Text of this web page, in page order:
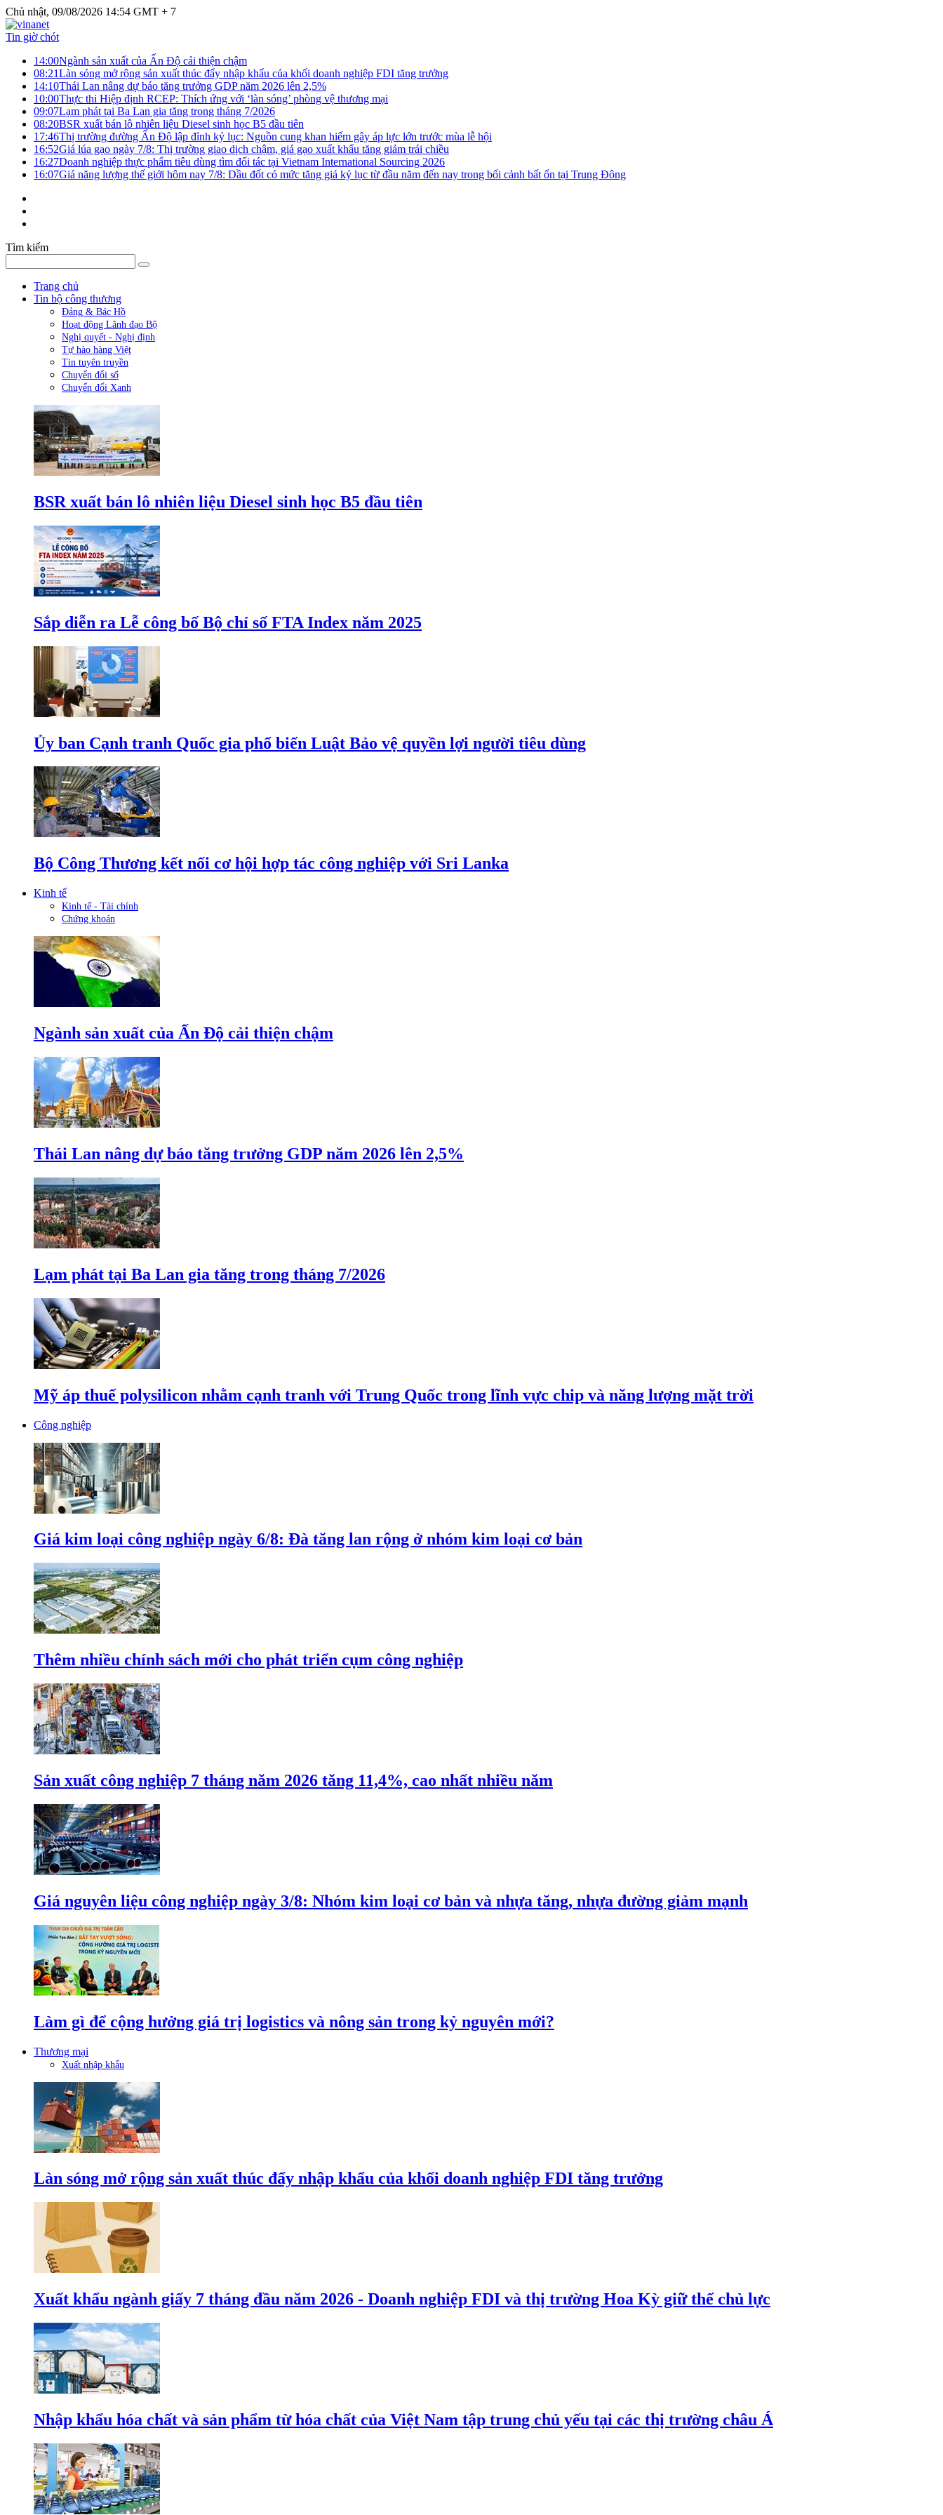
Chủ nhật, 09/08/2026 14:54 GMT + 7
Tin giờ chót
14:00Ngành sản xuất của Ấn Độ cải thiện chậm
08:21Làn sóng mở rộng sản xuất thúc đẩy nhập khẩu của khối doanh nghiệp FDI tăng trưởng
14:10Thái Lan nâng dự báo tăng trưởng GDP năm 2026 lên 2,5%
10:00Thực thi Hiệp định RCEP: Thích ứng với ‘làn sóng’ phòng vệ thương mại
09:07Lạm phát tại Ba Lan gia tăng trong tháng 7/2026
08:20BSR xuất bán lô nhiên liệu Diesel sinh học B5 đầu tiên
17:46Thị trường đường Ấn Độ lập đỉnh kỷ lục: Nguồn cung khan hiếm gây áp lực lớn trước mùa lễ hội
16:52Giá lúa gạo ngày 7/8: Thị trường giao dịch chậm, giá gạo xuất khẩu tăng giảm trái chiều
16:27Doanh nghiệp thực phẩm tiêu dùng tìm đối tác tại Vietnam International Sourcing 2026
16:07Giá năng lượng thế giới hôm nay 7/8: Dầu đốt có mức tăng giá kỷ lục từ đầu năm đến nay trong bối cảnh bất ổn tại Trung Đông
Tìm kiếm
Trang chủ
Tin bộ công thương
Đảng & Bác Hồ
Hoạt động Lãnh đạo Bộ
Nghị quyết - Nghị định
Tự hào hàng Việt
Tin tuyên truyền
Chuyển đổi số
Chuyển đổi Xanh
BSR xuất bán lô nhiên liệu Diesel sinh học B5 đầu tiên
Sắp diễn ra Lễ công bố Bộ chỉ số FTA Index năm 2025
Ủy ban Cạnh tranh Quốc gia phổ biến Luật Bảo vệ quyền lợi người tiêu dùng
Bộ Công Thương kết nối cơ hội hợp tác công nghiệp với Sri Lanka
Kinh tế
Kinh tế - Tài chính
Chứng khoán
Ngành sản xuất của Ấn Độ cải thiện chậm
Thái Lan nâng dự báo tăng trưởng GDP năm 2026 lên 2,5%
Lạm phát tại Ba Lan gia tăng trong tháng 7/2026
Mỹ áp thuế polysilicon nhằm cạnh tranh với Trung Quốc trong lĩnh vực chip và năng lượng mặt trời
Công nghiệp
Giá kim loại công nghiệp ngày 6/8: Đà tăng lan rộng ở nhóm kim loại cơ bản
Thêm nhiều chính sách mới cho phát triển cụm công nghiệp
Sản xuất công nghiệp 7 tháng năm 2026 tăng 11,4%, cao nhất nhiều năm
Giá nguyên liệu công nghiệp ngày 3/8: Nhóm kim loại cơ bản và nhựa tăng, nhựa đường giảm mạnh
Làm gì để cộng hưởng giá trị logistics và nông sản trong kỷ nguyên mới?
Thương mại
Xuất nhập khẩu
Làn sóng mở rộng sản xuất thúc đẩy nhập khẩu của khối doanh nghiệp FDI tăng trưởng
Xuất khẩu ngành giấy 7 tháng đầu năm 2026 - Doanh nghiệp FDI và thị trường Hoa Kỳ giữ thế chủ lực
Nhập khẩu hóa chất và sản phẩm từ hóa chất của Việt Nam tập trung chủ yếu tại các thị trường châu Á